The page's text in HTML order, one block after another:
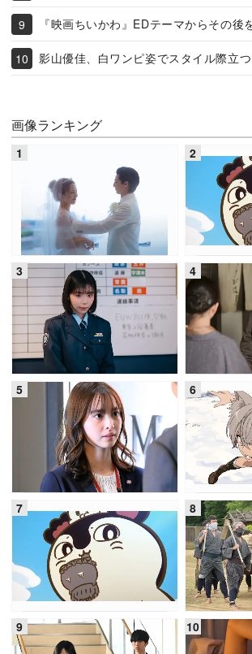
『映画ちいかわ』EDテーマからその後
影山優佳、白ワンピ姿でスタイル際立つ
画像ランキング